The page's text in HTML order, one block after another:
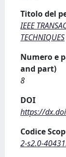
Titolo del
IEEE
TECHNIQUES
Numero e
and part)
8
DOI
https://
Codice
2-s2.0-